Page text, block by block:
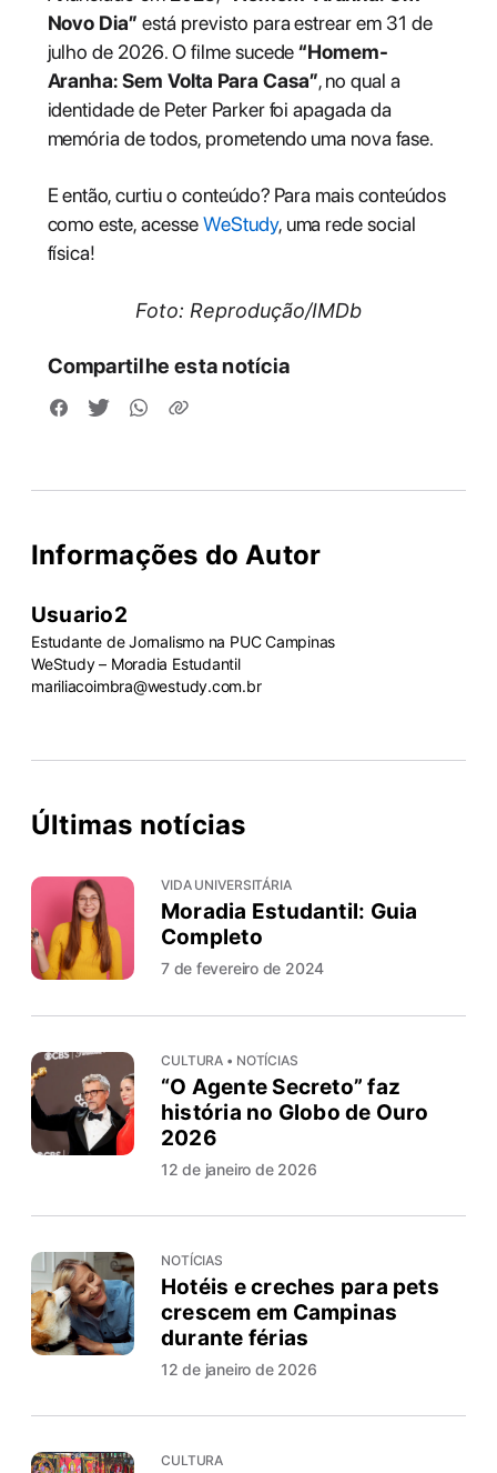
Novo Dia” está previsto para estrear em 31 de
julho de 2026. O filme sucede“Homem-
Aranha: Sem Volta Para Casa”, no qual a
identidade de Peter Parker foi apagada da
memória de todos, prometendo uma nova fase.
E então, curtiu o conteúdo? Para mais conteúdos
como este, acesseWeStudy, uma rede social
física!
Foto: Reprodução/IMDb
Compartilhe esta notícia
Informações do Autor
Usuario2
Estudante de Jornalismo na PUC Campinas
WeStudy – Moradia Estudantil
mariliacoimbra@westudy.com.br
Últimas notícias
VIDA UNIVERSITÁRIA
Moradia Estudantil: Guia
Completo
7 de fevereiro de 2024
CULTURA • NOTÍCIAS
“O Agente Secreto” faz
história no Globo de Ouro
2026
12 de janeiro de 2026
NOTÍCIAS
Hotéis e creches para pets
crescem em Campinas
durante férias
12 de janeiro de 2026
CULTURA